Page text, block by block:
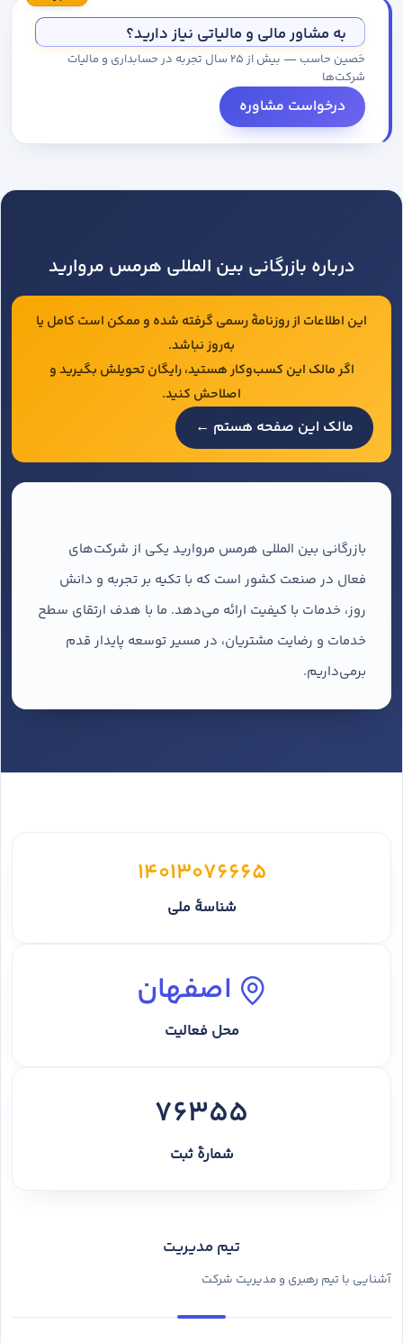
به مشاور مالی و مالیاتی نیاز دارید؟
حَصین حاسب — بیش از ۲۵ سال تجربه در حسابداری و مالیات
شرکت‌ها
درخواست مشاوره
درباره بازرگانی بین المللی هرمس مروارید
این اطلاعات از روزنامهٔ رسمی گرفته شده و ممکن است کامل یا
به‌روز نباشد.
اگر مالک این کسب‌وکار هستید، رایگان تحویلش بگیرید و
اصلاحش کنید.
مالک این صفحه هستم ←
بازرگانی بین المللی هرمس مروارید یکی از شرکت‌های
فعال در صنعت کشور است که با تکیه بر تجربه و دانش
روز، خدمات با کیفیت ارائه می‌دهد. ما با هدف ارتقای سطح
خدمات و رضایت مشتریان، در مسیر توسعه پایدار قدم
برمی‌داریم.
14013076665
شناسهٔ ملی
اصفهان
محل فعالیت
76355
شمارهٔ ثبت
تیم مدیریت
آشنایی با تیم رهبری و مدیریت شرکت